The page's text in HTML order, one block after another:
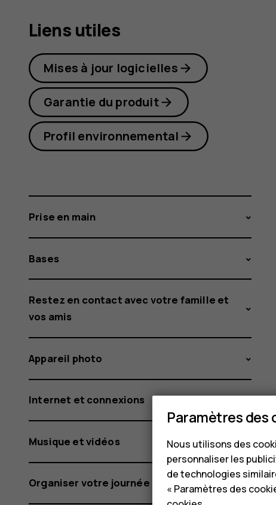
Plus
Liens utiles
Mises à jour logicielles
Garantie du produit
Profil environnemental
Prise en main
Bases
Restez en contact avec votre famille et
vos amis
Appareil photo
Internet et connexions
Musique et vidéos
Organiser votre journée
Paramètres des
Nous utilisons des
personnaliser les
de technologies
« Paramètres des